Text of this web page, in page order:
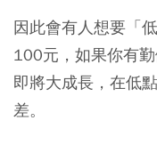
因此會有人想要「
100元， 如果你有
即將大成長，在低
差。